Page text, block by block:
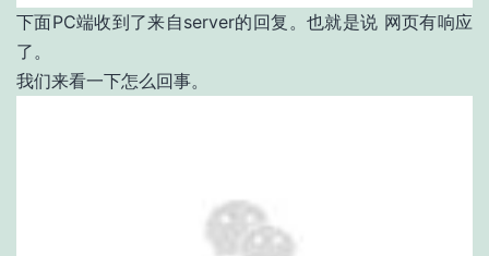
下面PC端收到了来自server的回复。也就是说 网页有响应
了。
我们来看一下怎么回事。